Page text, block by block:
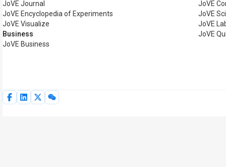
JoVE Journal
JoVE Encyclopedia of Experiments
JoVE Visualize
Business
JoVE Business
JoVE
JoVE
JoVE
JoVE